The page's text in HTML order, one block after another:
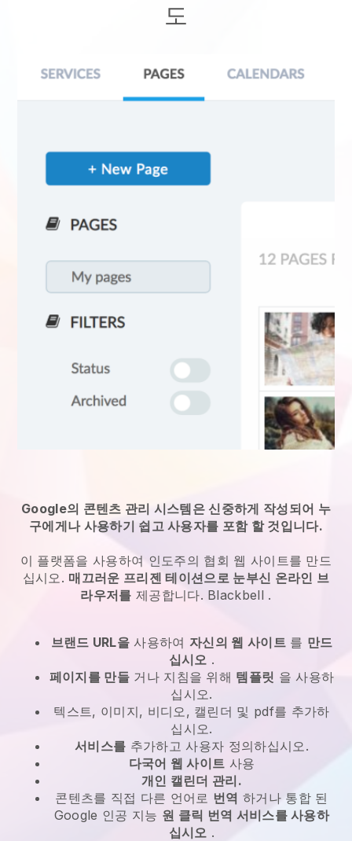
도
Google의 콘텐츠 관리 시스템은 신중하게 작성되어 누
구에게나 사용하기 쉽고 사용자를 포함 할 것입니다.
이 플랫폼을 사용하여 인도주의 협회 웹 사이트를 만드
십시오. 매끄러운 프리젠 테이션으로 눈부신 온라인 브
라우저를 제공합니다. Blackbell .
브랜드 URL을 사용하여 자신의 웹 사이트를 만드
십시오 .
페이지를 만들거나 지침을 위해 템플릿 을 사용하
십시오.
텍스트, 이미지, 비디오, 캘린더 및 pdf를 추가하
십시오.
서비스를 추가하고 사용자 정의하십시오.
다국어 웹 사이트 사용
개인 캘린더 관리.
콘텐츠를 직접 다른 언어로 번역 하거나 통합 된
Google 인공 지능 원 클릭 번역 서비스를 사용하
십시오 .